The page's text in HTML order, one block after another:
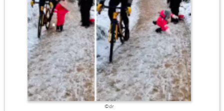
©dr